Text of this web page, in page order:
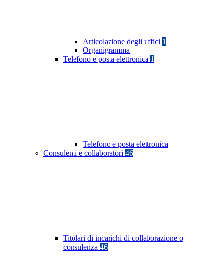
Articolazione degli uffici 1
Organigramma
Telefono e posta elettronica 1
Telefono e posta elettronica
Consulenti e collaboratori 46
Titolari di incarichi di collaborazione o
consulenza 46